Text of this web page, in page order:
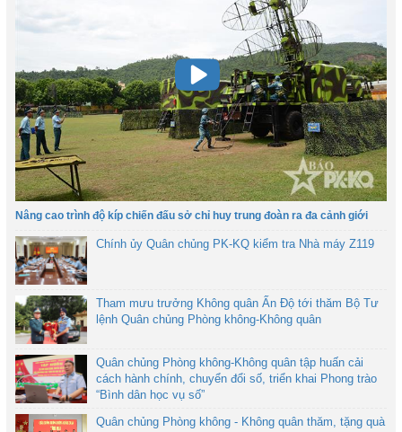
Nâng cao trình độ kíp chiến đấu sở chỉ huy trung đoàn ra đa cảnh giới
Chính ủy Quân chủng PK-KQ kiểm tra Nhà máy Z119
Tham mưu trưởng Không quân Ấn Độ tới thăm Bộ Tư
lệnh Quân chủng Phòng không-Không quân
Quân chủng Phòng không-Không quân tập huấn cải
cách hành chính, chuyển đổi số, triển khai Phong trào
“Bình dân học vụ số”
Quân chủng Phòng không - Không quân thăm, tặng quà